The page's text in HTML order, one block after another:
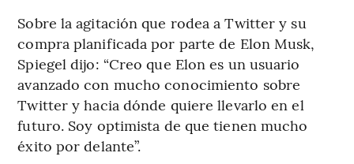
Sobre la agitación que rodea a Twitter y su
compra planificada por parte de Elon Musk,
Spiegel dijo: “Creo que Elon es un usuario
avanzado con mucho conocimiento sobre
Twitter y hacia dónde quiere llevarlo en el
futuro. Soy optimista de que tienen mucho
éxito por delante”.